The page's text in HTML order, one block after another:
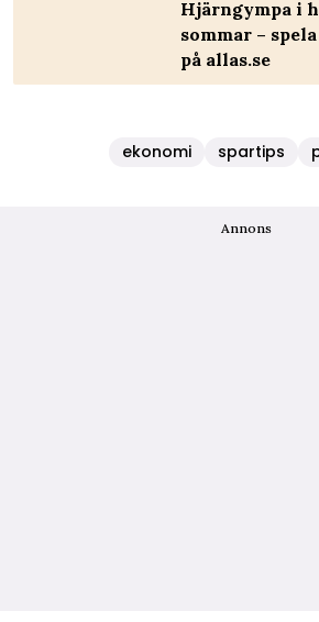
Hjärngympa i
sommar –
på allas.se
ekonomi spartips
Annons